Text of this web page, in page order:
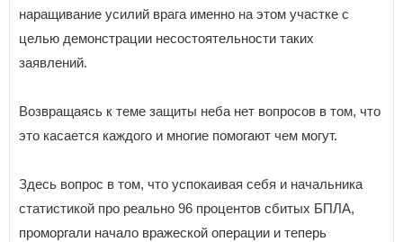
наращивание усилий врага именно на этом участке с
целью демонстрации несостоятельности таких
заявлений.
Возвращаясь к теме защиты неба нет вопросов в том, что
это касается каждого и многие помогают чем могут.
Здесь вопрос в том, что успокаивая себя и начальника
статистикой про реально 96 процентов сбитых БПЛА,
проморгали начало вражеской операции и теперь